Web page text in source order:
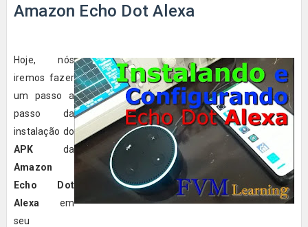
Amazon Echo Dot Alexa
Hoje, nós
iremos fazer
um passo a
passo da
instalação do
APK da
Amazon
Echo Dot
Alexa em
seu